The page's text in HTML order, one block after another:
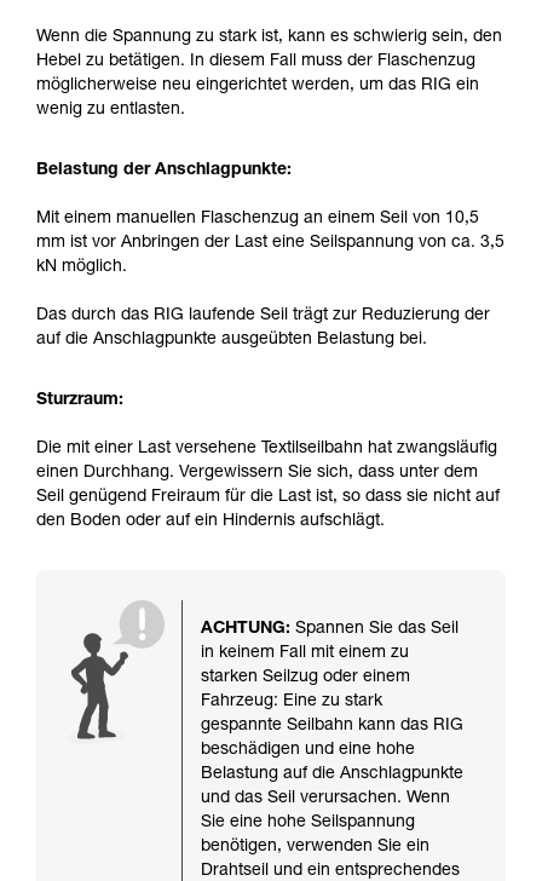
Wenn die Spannung zu stark ist, kann es schwierig sein, den
Hebel zu betätigen. In diesem Fall muss der Flaschenzug
möglicherweise neu eingerichtet werden, um das RIG ein
wenig zu entlasten.
Belastung der Anschlagpunkte:
Mit einem manuellen Flaschenzug an einem Seil von 10,5
mm ist vor Anbringen der Last eine Seilspannung von ca. 3,5
kN möglich.
Das durch das RIG laufende Seil trägt zur Reduzierung der
auf die Anschlagpunkte ausgeübten Belastung bei.
Sturzraum:
Die mit einer Last versehene Textilseilbahn hat zwangsläufig
einen Durchhang. Vergewissern Sie sich, dass unter dem
Seil genügend Freiraum für die Last ist, so dass sie nicht auf
den Boden oder auf ein Hindernis aufschlägt.
ACHTUNG: Spannen Sie das Seil
in keinem Fall mit einem zu
starken Seilzug oder einem
Fahrzeug: Eine zu stark
gespannte Seilbahn kann das RIG
beschädigen und eine hohe
Belastung auf die Anschlagpunkte
und das Seil verursachen. Wenn
Sie eine hohe Seilspannung
benötigen, verwenden Sie ein
Drahtseil und ein entsprechendes